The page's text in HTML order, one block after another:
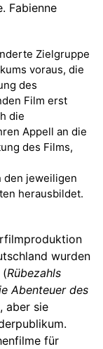
Fabienne
Zielgruppe
voraus, die
des
Film erst
die
Appell an die
des Films,
den jeweiligen
herausbildet.
wurden
(Rübezahls
Abenteuer des
aber sie
für